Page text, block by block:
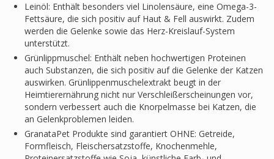
Leinöl: Enthält besonders viel Linolensäure, eine Omega-3-
Fettsäure, die sich positiv auf Haut & Fell auswirkt. Zudem
werden die Gelenke sowie das Herz-Kreislauf-System
unterstützt.
Grünlippmuschel: Enthält neben hochwertigen Proteinen
auch Substanzen, die sich positiv auf die Gelenke der Katzen
auswirken. Grünlippenmuschelextrakt beugt in der
Heimtierernährung nicht nur Verschleißerscheinungen vor,
sondern verbessert auch die Knorpelmasse bei Katzen, die
an Gelenkproblemen leiden.
GranataPet Produkte sind garantiert OHNE: Getreide,
Formfleisch, Fleischersatzstoffe, Knochenmehle,